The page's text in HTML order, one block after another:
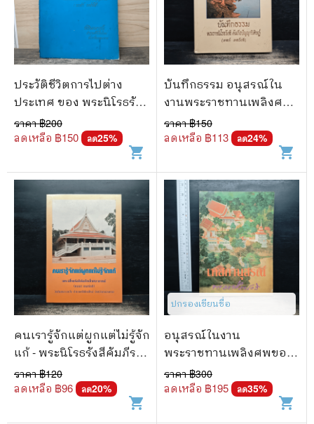
ประวัติชีวิตการไปต่าง
ประเทศ ของ พระนิโรธรังสี
คัมภีร์ ปัญญาจารย์ (เทสก์
เทสรังสี)
ราคา ฿200
ลดเหลือ ฿150 ลด25%
shopping_cart
บันทึกธรรม อนุสรณ์ใน
งานพระราชทานเพลิงศพ -
พระราชนิโรธรังสี คัมภีร
ปัญญาวิศิาฏ์ (เทสรังสี)
ราคา ฿150
ลดเหลือ ฿113 ลด24%
shopping_cart
คนเรารู้จักแต่ผูกแต่ไม่รู้จัก
แก้ - พระนิโรธรังสีคัมภีร
ปัญญาจารย์ (เทสก์ เทส
รังสี)
ราคา ฿120
ลดเหลือ ฿96 ลด20%
shopping_cart
ปกรองเขียนชื่อ
อนุสรณ์ในงาน
พระราชทานเพลิงศพของ
พระราชนิโรธรังสี - หลวงปู่
เทสก์
ราคา ฿300
ลดเหลือ ฿195 ลด35%
shopping_cart